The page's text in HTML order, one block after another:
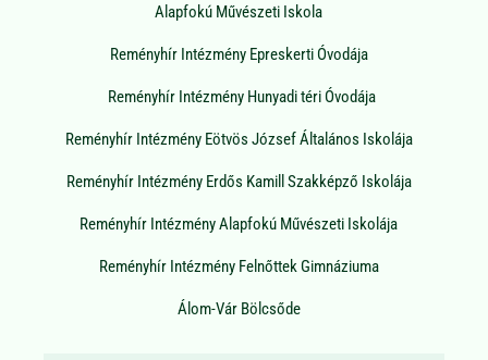
Alapfokú Művészeti Iskola
Reményhír Intézmény Epreskerti Óvodája
Reményhír Intézmény Hunyadi téri Óvodája
Reményhír Intézmény Eötvös József Általános Iskolája
Reményhír Intézmény Erdős Kamill Szakképző Iskolája
Reményhír Intézmény Alapfokú Művészeti Iskolája
Reményhír Intézmény Felnőttek Gimnáziuma
Álom-Vár Bölcsőde